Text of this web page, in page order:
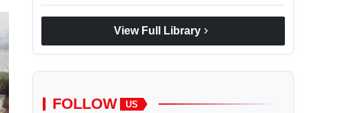
View Full Library chevron_right
FOLLOW US